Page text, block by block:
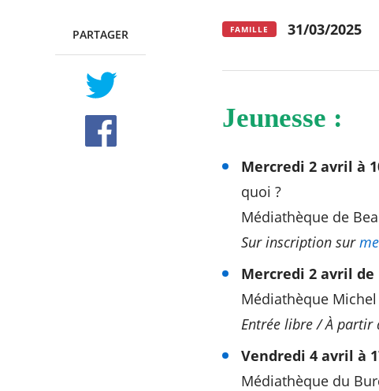
PARTAGER
TWITTER
FACEBOOK
FAMILLE 31/03/2025
Jeunesse :
Mercredi 2 avril à
quoi ?
Médiathèque de
Sur inscription sur
Mercredi 2 avril de
Médiathèque
Entrée libre / À partir
Vendredi 4 avril à
Médiathèque du